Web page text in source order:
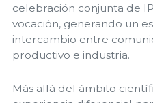
celebración conjunta de
vocación, generando un
intercambio entre
productivo e industria.
Más allá del ámbito